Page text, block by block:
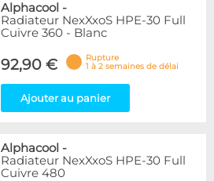
Alphacool -
Radiateur NexXxoS HPE-30 Full
Cuivre 360 - Blanc
92,90 €
Rupture
1 à 2 semaines de délai
Ajouter au panier
Alphacool -
Radiateur NexXxoS HPE-30 Full
Cuivre 480